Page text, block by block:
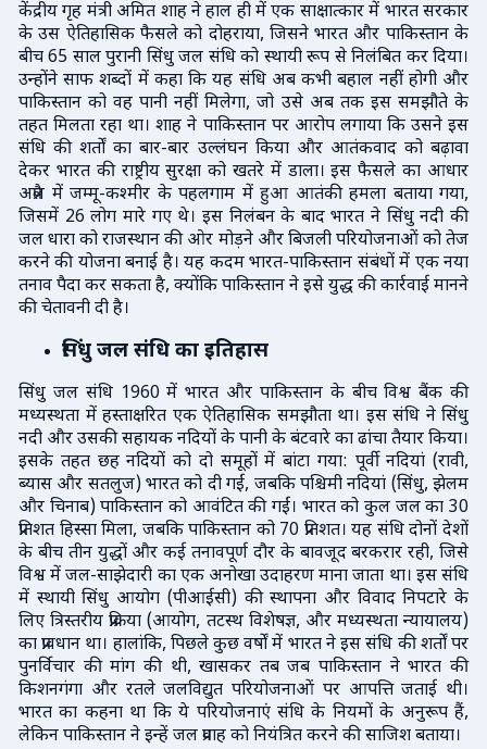
केंद्रीय गृह मंत्री अमित शाह ने हाल ही में एक साक्षात्कार में भारत सरकार
के उस ऐतिहासिक फैसले को दोहराया, जिसने भारत और पाकिस्तान के
बीच 65 साल पुरानी सिंधु जल संधि को स्थायी रूप से निलंबित कर दिया।
उन्होंने साफ शब्दों में कहा कि यह संधि अब कभी बहाल नहीं होगी और
पाकिस्तान को वह पानी नहीं मिलेगा, जो उसे अब तक इस समझौते के
तहत मिलता रहा था। शाह ने पाकिस्तान पर आरोप लगाया कि उसने इस
संधि की शर्तों का बार-बार उल्लंघन किया और आतंकवाद को बढ़ावा
देकर भारत की राष्ट्रीय सुरक्षा को खतरे में डाला। इस फैसले का आधार
अप्रैल में जम्मू-कश्मीर के पहलगाम में हुआ आतंकी हमला बताया गया,
जिसमें 26 लोग मारे गए थे। इस निलंबन के बाद भारत ने सिंधु नदी की
जल धारा को राजस्थान की ओर मोड़ने और बिजली परियोजनाओं को तेज
करने की योजना बनाई है। यह कदम भारत-पाकिस्तान संबंधों में एक नया
तनाव पैदा कर सकता है, क्योंकि पाकिस्तान ने इसे युद्ध की कार्रवाई मानने
की चेतावनी दी है।
सिंधु जल संधि का इतिहास
सिंधु जल संधि 1960 में भारत और पाकिस्तान के बीच विश्व बैंक की
मध्यस्थता में हस्ताक्षरित एक ऐतिहासिक समझौता था। इस संधि ने सिंधु
नदी और उसकी सहायक नदियों के पानी के बंटवारे का ढांचा तैयार किया।
इसके तहत छह नदियों को दो समूहों में बांटा गया: पूर्वी नदियां (रावी,
ब्यास और सतलुज) भारत को दी गईं, जबकि पश्चिमी नदियां (सिंधु, झेलम
और चिनाब) पाकिस्तान को आवंटित की गईं। भारत को कुल जल का 30
प्रतिशत हिस्सा मिला, जबकि पाकिस्तान को 70 प्रतिशत। यह संधि दोनों देशों
के बीच तीन युद्धों और कई तनावपूर्ण दौर के बावजूद बरकरार रही, जिसे
विश्व में जल-साझेदारी का एक अनोखा उदाहरण माना जाता था। इस संधि
में स्थायी सिंधु आयोग (पीआईसी) की स्थापना और विवाद निपटारे के
लिए त्रिस्तरीय प्रक्रिया (आयोग, तटस्थ विशेषज्ञ, और मध्यस्थता न्यायालय)
का प्रावधान था। हालांकि, पिछले कुछ वर्षों में भारत ने इस संधि की शर्तों पर
पुनर्विचार की मांग की थी, खासकर तब जब पाकिस्तान ने भारत की
किशनगंगा और रतले जलविद्युत परियोजनाओं पर आपत्ति जताई थी।
भारत का कहना था कि ये परियोजनाएं संधि के नियमों के अनुरूप हैं,
लेकिन पाकिस्तान ने इन्हें जल प्रवाह को नियंत्रित करने की साजिश बताया।